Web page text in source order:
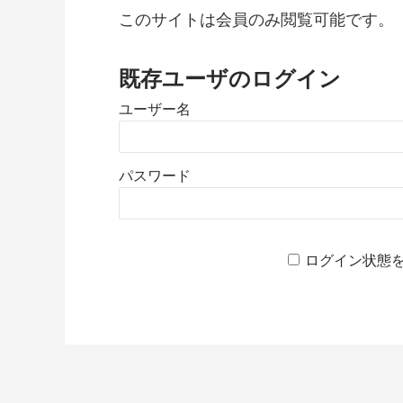
このサイトは会員のみ閲覧可能です。
既存ユーザのログイン
ユーザー名
パスワード
ログイン状態